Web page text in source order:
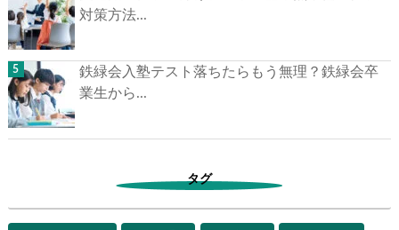
対策方法...
鉄緑会入塾テスト落ちたらもう無理？鉄緑会卒
業生から...
タグ